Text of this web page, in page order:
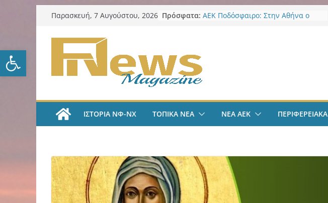
Ανοίξτε τη γραμμή εργαλείων
Μετάβαση
περιεχόμενο
Παρασκευή, 7 Αυγούστου, 2026 Πρόσφατα: ΑΕΚ Ποδόσφαιρο: Στην Αθήνα ο
ψηφιακά εργαλεία στην Ευρώπη
για τη διαφάνεια και τη
με Άννα Γκόμες Ρεσέντε
ΑΕΚ Χάντμπολ Γυναικών:
Ανακοίνωσε την Νικολίνα Ανδρέου,
18χρονη Κύπρια εξτρέμ
ΙΣΤΟΡΙΑ ΝΦ-ΝΧ ΤΟΠΙΚΑ ΝΕΑ ΝΕΑ ΑΕΚ ΠΕΡΙΦΕΡΕΙΑΚΑ